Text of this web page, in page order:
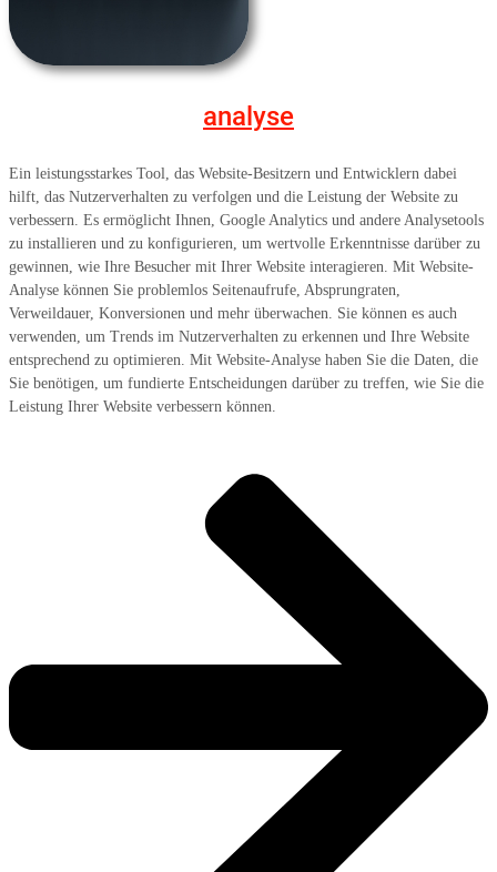
analyse
Ein leistungsstarkes Tool, das Website-Besitzern und Entwicklern dabei
hilft, das Nutzerverhalten zu verfolgen und die Leistung der Website zu
verbessern. Es ermöglicht Ihnen, Google Analytics und andere Analysetools
zu installieren und zu konfigurieren, um wertvolle Erkenntnisse darüber zu
gewinnen, wie Ihre Besucher mit Ihrer Website interagieren. Mit Website-
Analyse können Sie problemlos Seitenaufrufe, Absprungraten,
Verweildauer, Konversionen und mehr überwachen. Sie können es auch
verwenden, um Trends im Nutzerverhalten zu erkennen und Ihre Website
entsprechend zu optimieren. Mit Website-Analyse haben Sie die Daten, die
Sie benötigen, um fundierte Entscheidungen darüber zu treffen, wie Sie die
Leistung Ihrer Website verbessern können.